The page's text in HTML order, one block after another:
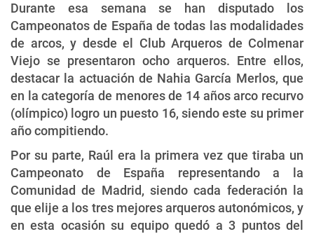
Durante esa semana se han disputado los
Campeonatos de España de todas las modalidades
de arcos, y desde el Club Arqueros de Colmenar
Viejo se presentaron ocho arqueros. Entre ellos,
destacar la actuación de Nahia García Merlos, que
en la categoría de menores de 14 años arco recurvo
(olímpico) logro un puesto 16, siendo este su primer
año compitiendo.
Por su parte, Raúl era la primera vez que tiraba un
Campeonato de España representando a la
Comunidad de Madrid, siendo cada federación la
que elije a los tres mejores arqueros autonómicos, y
en esta ocasión su equipo quedó a 3 puntos del